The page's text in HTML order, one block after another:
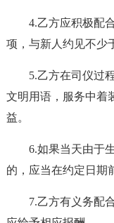
4.乙方应积极配
项，与新人约见不少
5.乙方在司仪过
文明用语，服务中着
益。
6.如果当天由于
的，应当在约定日期
7.乙方有义务配